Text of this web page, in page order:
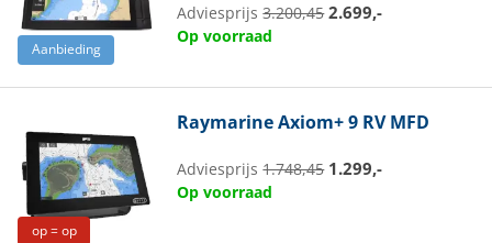
Aanbieding
Adviesprijs3.200,45 2.699,-
Op voorraad
op = op
RaymarineAxiom+ 9 RV MFD
Adviesprijs1.748,45 1.299,-
Op voorraad